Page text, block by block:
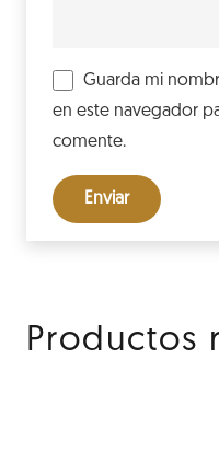
Guarda mi
en este navegador
comente.
Productos